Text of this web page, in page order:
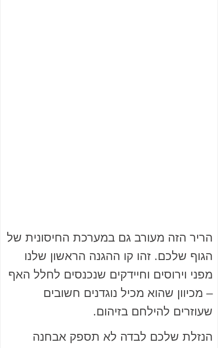
הריר הזה מעורב גם במערכת החיסונית של
הגוף שלכם. זהו קו ההגנה הראשון שלנו
מפני וירוסים וחיידקים שנכנסים לחלל האף
– מכיוון שהוא מכיל נוגדנים חשובים
שעוזרים להילחם בזיהום.
הנזלת שלכם לבדה לא תספק אבחנה